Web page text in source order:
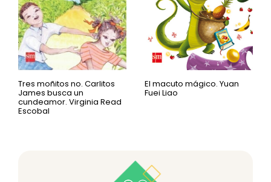
Tres moñitos no. Carlitos
James busca un
cundeamor. Virginia Read
Escobal
El macuto mágico. Yuan
Fuei Liao